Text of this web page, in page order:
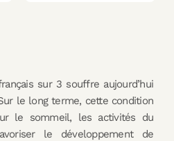
sur 3 souffre aujourd’hui
le long terme, cette condition
le sommeil, les activités du
le développement de